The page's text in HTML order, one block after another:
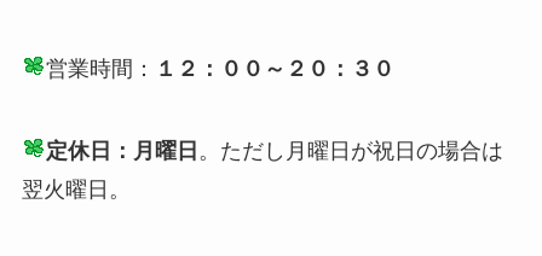
営業時間： １２：００～２０：３０
定休日：月曜日 。ただし月曜日が祝日の場合は
翌火曜日。